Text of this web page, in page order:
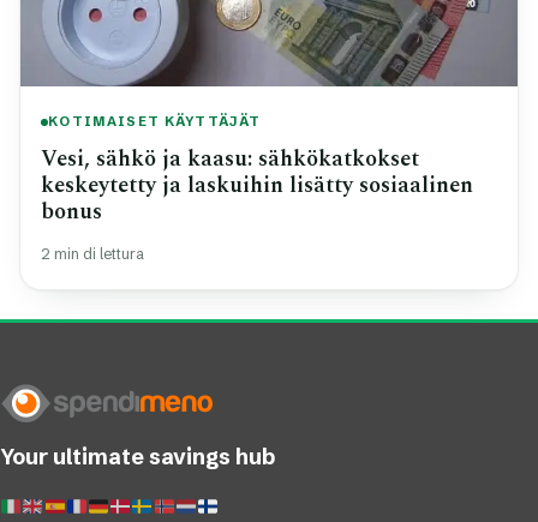
KOTIMAISET KÄYTTÄJÄT
Vesi, sähkö ja kaasu: sähkökatkokset
keskeytetty ja laskuihin lisätty sosiaalinen
bonus
2 min di lettura
Your ultimate savings hub